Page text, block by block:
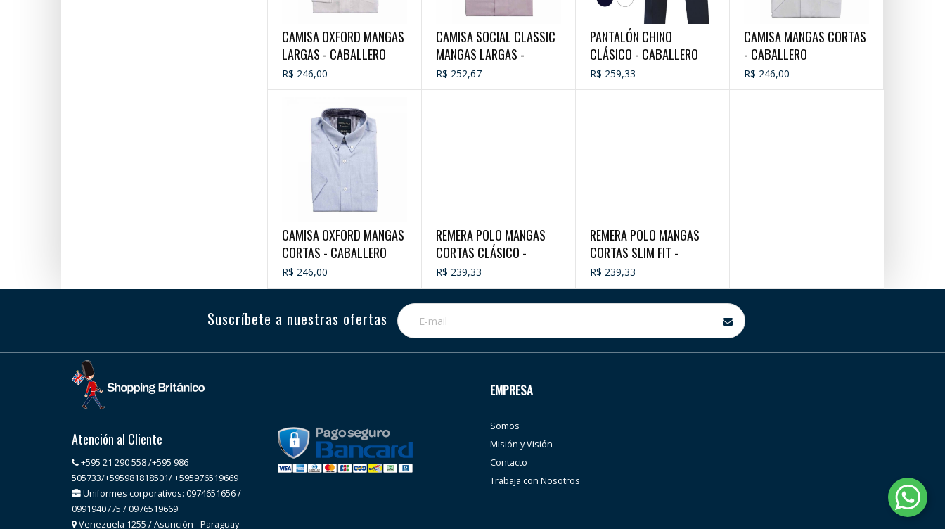
CAMISA OXFORD MANGAS
LARGAS - CABALLERO
R$ 246,00
CAMISA SOCIAL CLASSIC
MANGAS LARGAS -
CABALLERO
R$ 252,67
PANTALÓN CHINO
CLÁSICO - CABALLERO
R$ 259,33
CAMISA MANGAS CORTAS
- CABALLERO
R$ 246,00
CAMISA OXFORD MANGAS
CORTAS - CABALLERO
R$ 246,00
REMERA POLO MANGAS
CORTAS CLÁSICO -
CABALLERO
R$ 239,33
REMERA POLO MANGAS
CORTAS SLIM FIT -
CABALLERO
R$ 239,33
Suscríbete a nuestras ofertas
Atención al Cliente
+595 21 290 558 /+595 986
505733/+595981818501/ +595976519669
Uniformes corporativos: 0974651656 /
0991940775 / 0976519669
Venezuela 1255 / Asunción - Paraguay
EMPRESA
Somos
Misión y Visión
Contacto
Trabaja con Nosotros